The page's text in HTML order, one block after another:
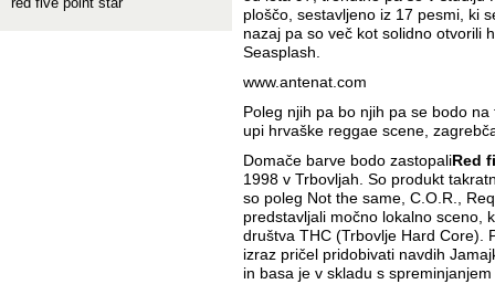
ploščo, sestavljeno iz 17 pesmi, ki
nazaj pa so več kot solidno otvorili
Seasplash.
www.antenat.com
Poleg njih pa bo njih pa se bodo
upi hrvaške reggae scene,
Domače barve bodo zastopali Red
1998 v Trbovljah. So produkt
so poleg Not the same, C.O.R.,
predstavljali močno lokalno sceno,
društva THC (Trbovlje Hard Core).
izraz pričel pridobivati navdih
in basa je v skladu s